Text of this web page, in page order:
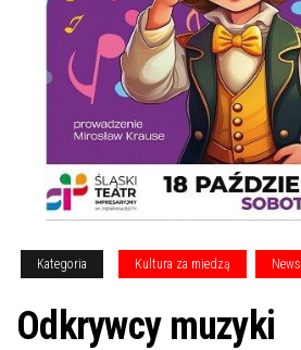
Kategoria Kultura za miedzą News
Odkrywcy muzyki